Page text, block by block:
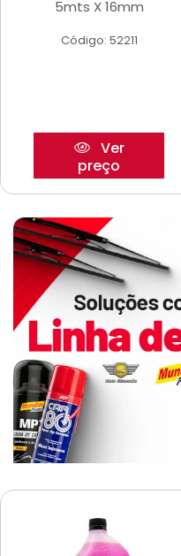
5mts X 16mm
Código: 52211
Ver
preço